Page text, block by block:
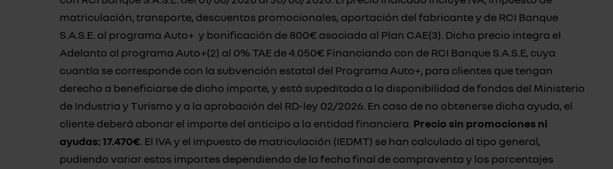
matriculación, transporte, descuentos promocionales, aportación del fabricante y de RCI Banque
S.A.S.E. al programa Auto+ y bonificación de 800€ asociada al Plan CAE(3). Dicho precio integra el
Adelanto al programa Auto+(2) al 0% TAE de 4.050€ Financiando con de RCI Banque S.A.S.E, cuya
cuantía se corresponde con la subvención estatal del Programa Auto+, para clientes que tengan
derecho a beneficiarse de dicho importe, y está supeditada a la disponibilidad de fondos del Ministerio
de Industria y Turismo y a la aprobación del RD-ley 02/2026. En caso de no obtenerse dicha ayuda, el
cliente deberá abonar el importe del anticipo a la entidad financiera. Precio sin promociones ni
ayudas: 17.470€. El IVA y el impuesto de matriculación (IEDMT) se han calculado al tipo general,
pudiendo variar estos importes dependiendo de la fecha final de compraventa y los porcentajes